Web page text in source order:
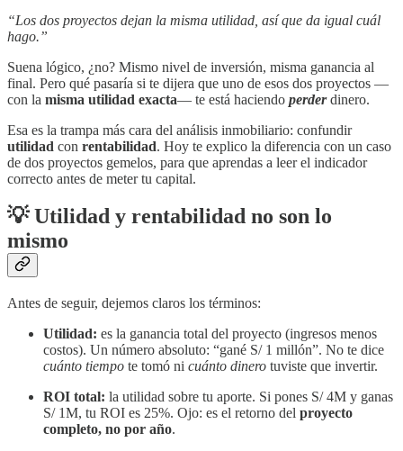
“Los dos proyectos dejan la misma utilidad, así que da igual cuál
hago.”
Suena lógico, ¿no? Mismo nivel de inversión, misma ganancia al
final. Pero qué pasaría si te dijera que uno de esos dos proyectos —
con la misma utilidad exacta— te está haciendo perderdinero.
Esa es la trampa más cara del análisis inmobiliario: confundir
utilidad con rentabilidad. Hoy te explico la diferencia con un caso
de dos proyectos gemelos, para que aprendas a leer el indicador
correcto antes de meter tu capital.
💡 Utilidad y rentabilidad no son lo
mismo
Antes de seguir, dejemos claros los términos:
Utilidad: es la ganancia total del proyecto (ingresos menos
costos). Un número absoluto: “gané S/ 1 millón”. No te dice
cuánto tiempo te tomó ni cuánto dinero tuviste que invertir.
ROI total: la utilidad sobre tu aporte. Si pones S/ 4M y ganas
S/ 1M, tu ROI es 25%. Ojo: es el retorno del proyecto
completo, no por año.